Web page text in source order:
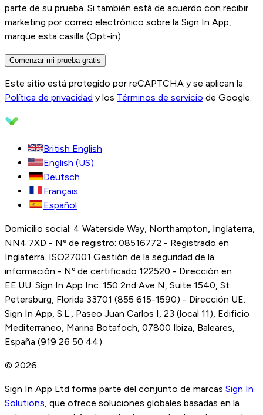
parte de su prueba. Si también está de acuerdo con recibir
marketing por correo electrónico sobre la Sign In App,
marque esta casilla (Opt-in)
Comenzar mi prueba gratis
Este sitio está protegido por reCAPTCHA y se aplican la
Política de privacidad y los Términos de servicio de Google.
British English
English (US)
Deutsch
Français
Español
Domicilio social: 4 Waterside Way, Northampton, Inglaterra,
NN4 7XD - Nº de registro: 08516772 - Registrado en
Inglaterra. ISO27001 Gestión de la seguridad de la
información - Nº de certificado 122520 - Dirección en
EE.UU: Sign In App Inc. 150 2nd Ave N, Suite 1540, St.
Petersburg, Florida 33701 (855 615-1590) - Dirección UE:
Sign In App, S.L., Paseo Juan Carlos I, 23 (local 11), Edificio
Mediterraneo, Marina Botafoch, 07800 Ibiza, Baleares,
España (919 26 50 44)
© 2026
Sign In App Ltd forma parte del conjunto de marcas Sign In
Solutions , que ofrece soluciones globales basadas en la